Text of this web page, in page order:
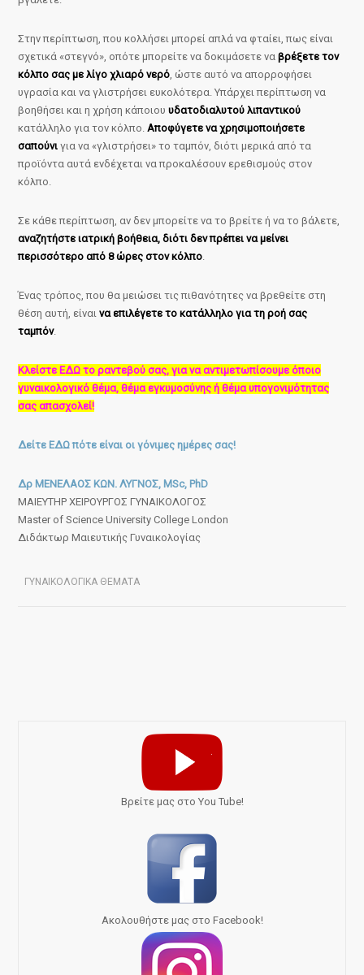
Στην περίπτωση, που κολλήσει μπορεί απλά να φταίει, πως είναι
σχετικά «στεγνό», οπότε μπορείτε να δοκιμάσετε ναβρέξετε τον
κόλπο σας με λίγο χλιαρό νερό, ώστε αυτό να απορροφήσει
υγρασία και να γλιστρήσει ευκολότερα. Υπάρχει περίπτωση να
βοηθήσει και η χρήση κάποιουυδατοδιαλυτού λιπαντικού
κατάλληλο για τον κόλπο.Αποφύγετε να χρησιμοποιήσετε
σαπούνι για να «γλιστρήσει» το ταμπόν, διότι μερικά από τα
προϊόντα αυτά ενδέχεται να προκαλέσουν ερεθισμούς στον
κόλπο.
Σε κάθε περίπτωση, αν δεν μπορείτε να το βρείτε ή να το βάλετε,
αναζητήστε ιατρική βοήθεια, διότι δεν πρέπει να μείνει
περισσότερο από 8 ώρες στον κόλπο.
Ένας τρόπος, που θα μειώσει τις πιθανότητες να βρεθείτε στη
θέση αυτή, είναινα επιλέγετε το κατάλληλο για τη ροή σας
ταμπόν.
Κλείστε ΕΔΩ το ραντεβού σας, για να αντιμετωπίσουμε όποιο
γυναικολογικό θέμα, θέμα εγκυμοσύνης ή θέμα υπογονιμότητας
σας απασχολεί!
Δείτε ΕΔΩ πότε είναι οι γόνιμες ημέρες σας!
Δρ ΜΕΝΕΛΑΟΣ ΚΩΝ. ΛΥΓΝΟΣ, MSc, PhD
ΜΑΙΕΥΤΗΡ ΧΕΙΡΟΥΡΓΟΣ ΓΥΝΑΙΚΟΛΟΓΟΣ
Master of Science University College London
Διδάκτωρ Μαιευτικής Γυναικολογίας
ΓΥΝΑΙΚΟΛΟΓΙΚΑ ΘΕΜΑΤΑ
Bρείτε μας στο You Tube!
Ακολουθήστε μας στο Facebook!